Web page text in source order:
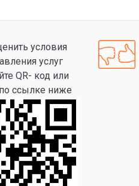
условия
услуг
QR- код или
ссылке ниже